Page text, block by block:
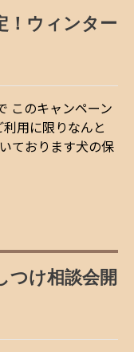
！ウィンター
このキャンペーン
用に限りなんと
ております犬の保
つけ相談会開